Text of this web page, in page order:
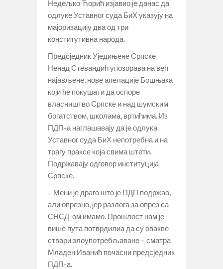
Недељко Ћорић изјавио је данас да
одлуке Уставног суда БиХ указују на
мајоризацију два од три
конститутивна народа.
Предсједник Уједињене Српске
Ненад Стевандић упозорава на већ
најављене, нове апелације Бошњака
који ће покушати да оспоре
власништво Српске и над шумским
богатством, школама, вртићима. Из
ПДП-а наглашавају да је одлука
Уставног суда БиХ непотребна и на
трагу праксе која свима штети.
Подржавају одговор институција
Српске.
– Мени је драго што је ПДП подржао,
али опрезно, јер разлога за опрез са
СНСД-ом имамо. Прошлост нам је
више пута потврдилиа да су овакве
ствари злоупотребљаване – сматра
Младен Иванић почасни предсједник
ПДП-а.